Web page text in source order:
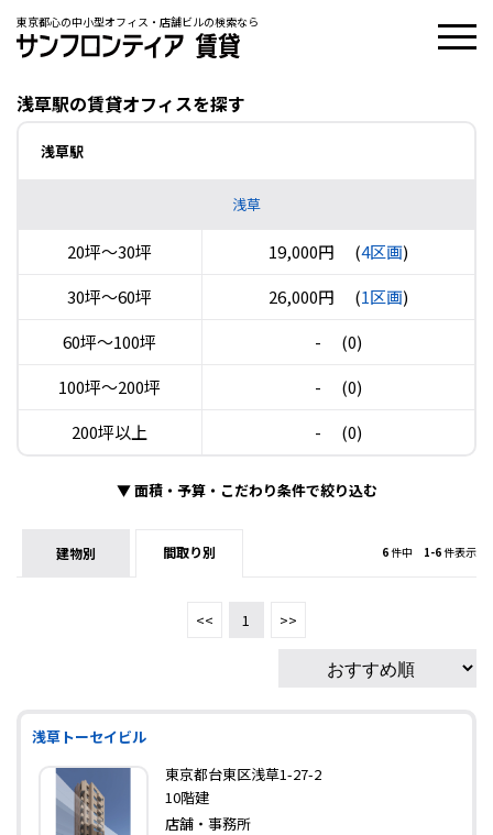
東京都心の中小型オフィス・店舗ビルの検索なら
浅草駅の賃貸オフィスを探す
浅草駅
浅草
20坪〜30坪 19,000円 (4区画)
30坪〜60坪
26,000円 (1区画)
60坪〜100坪
-
(0)
100坪〜200坪
-
(0)
200坪以上
- (0)
▼面積・予算・こだわり条件で絞り込む
建物別 間取り別 6件中 1-6件表示
<< 1 >>
浅草トーセイビル
東京都台東区浅草1-27-2
10階建
店舗・事務所